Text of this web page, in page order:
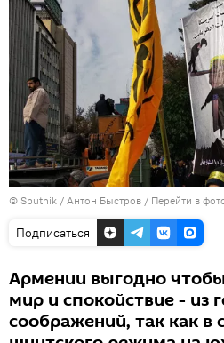
© Sputnik / Антон Быстров / Перейти в
Подписаться
Армении выгодно
мир и спокойствие - из
соображений, так как в